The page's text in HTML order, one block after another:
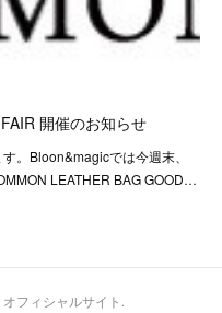
開催のお知らせ
。Bloon&magicでは今週末、
LEATHER BAG GOOD…
オフィシャルサイト .